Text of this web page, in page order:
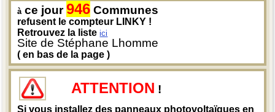
à ce jour946 Communes
refusent le compteur LINKY !
Retrouvez la listeici
Site de Stéphane Lhomme
( en bas de la page )
ATTENTION !
Si vous installez des panneaux photovoltaïques en